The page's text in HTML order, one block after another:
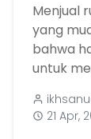
Menjual
yang
bahwa
untuk
21 Apr,